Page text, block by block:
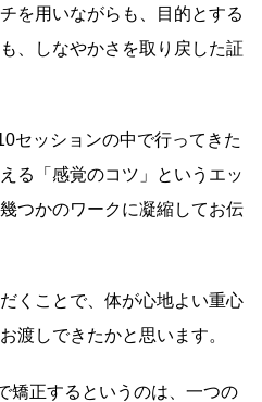
を用いながらも、目的とする
、しなやかさを取り戻した証
セッションの中で行ってきた
る「感覚のコツ」というエッ
つかのワークに凝縮してお伝
くことで、体が心地よい重心
渡しできたかと思います。
矯正するというのは、一つの